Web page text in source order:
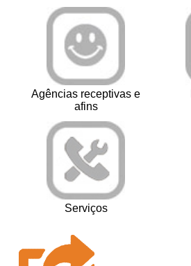
Agências receptivas e
afins
Serviços